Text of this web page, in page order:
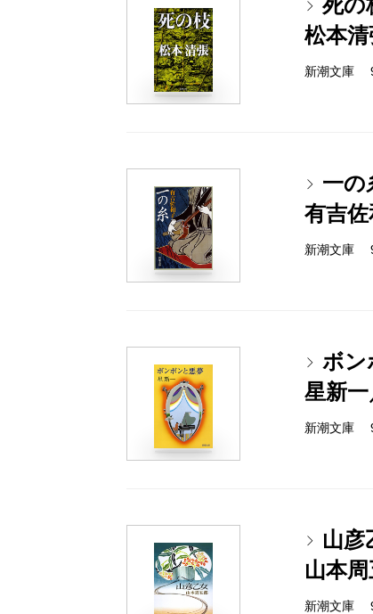
死の
松本
新潮文庫
一の
有吉
新潮文庫
ボン
星新
新潮文庫
山彦
山本
新潮文庫